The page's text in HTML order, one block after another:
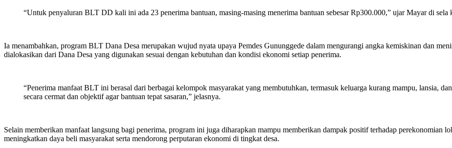
“Untuk penyaluran BLT DD kali ini ada 23 penerima bantuan, masing-masing menerima bantuan sebesar Rp300.000,” ujar Mayar di sela
Ia menambahkan, program BLT Dana Desa merupakan wujud nyata upaya Pemdes Gununggede dalam mengurangi angka kemiskinan dan
dialokasikan dari Dana Desa yang digunakan sesuai dengan kebutuhan dan kondisi ekonomi setiap penerima.
“Penerima manfaat BLT ini berasal dari berbagai kelompok masyarakat yang membutuhkan, termasuk keluarga kurang mampu, lansia,
secara cermat dan objektif agar bantuan tepat sasaran,” jelasnya.
Selain memberikan manfaat langsung bagi penerima, program ini juga diharapkan mampu memberikan dampak positif terhadap perekonomian
meningkatkan daya beli masyarakat serta mendorong perputaran ekonomi di tingkat desa.